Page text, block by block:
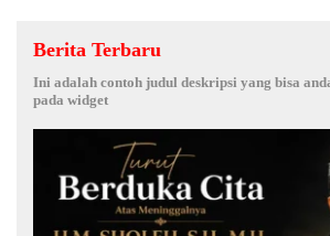
Berita Terbaru
Ini adalah contoh judul deskripsi yang bisa
pada widget